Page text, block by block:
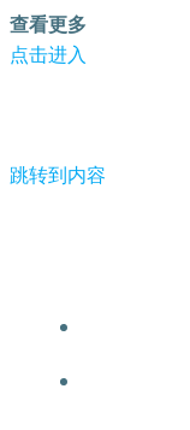
查看更多
点击进入
跳转到内容